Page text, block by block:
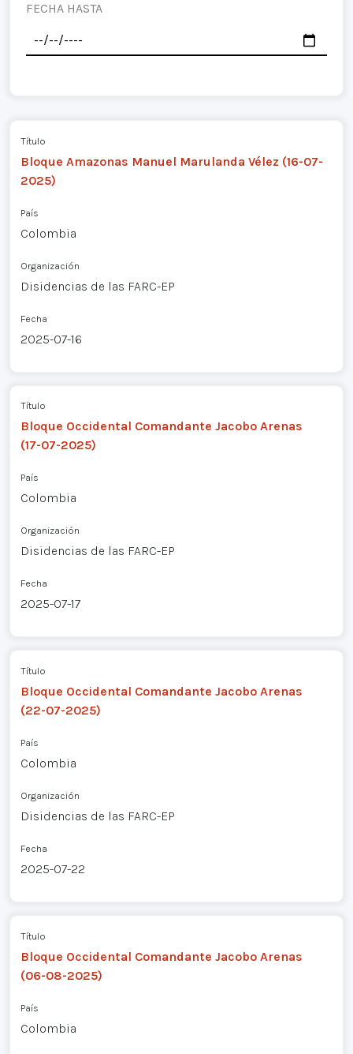
FECHA HASTA
Título
Bloque Amazonas Manuel Marulanda Vélez (16-07-
2025)
País
Colombia
Organización
Disidencias de las FARC-EP
Fecha
2025-07-16
Título
Bloque Occidental Comandante Jacobo Arenas
(17-07-2025)
País
Colombia
Organización
Disidencias de las FARC-EP
Fecha
2025-07-17
Título
Bloque Occidental Comandante Jacobo Arenas
(22-07-2025)
País
Colombia
Organización
Disidencias de las FARC-EP
Fecha
2025-07-22
Título
Bloque Occidental Comandante Jacobo Arenas
(06-08-2025)
País
Colombia